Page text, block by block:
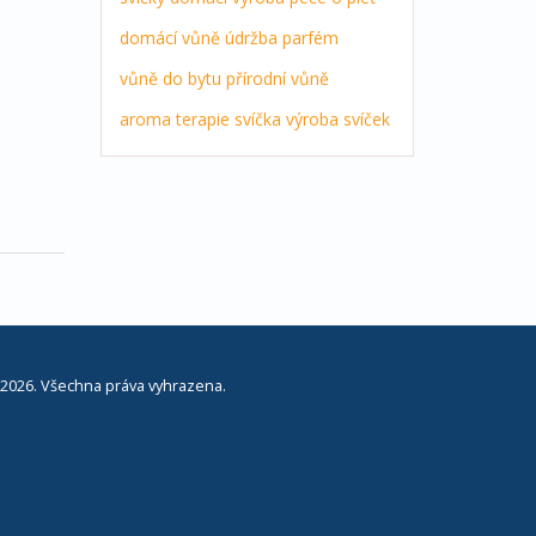
domácí vůně údržba parfém
vůně do bytu přírodní vůně
aroma terapie svíčka výroba svíček
Všechna práva vyhrazena.